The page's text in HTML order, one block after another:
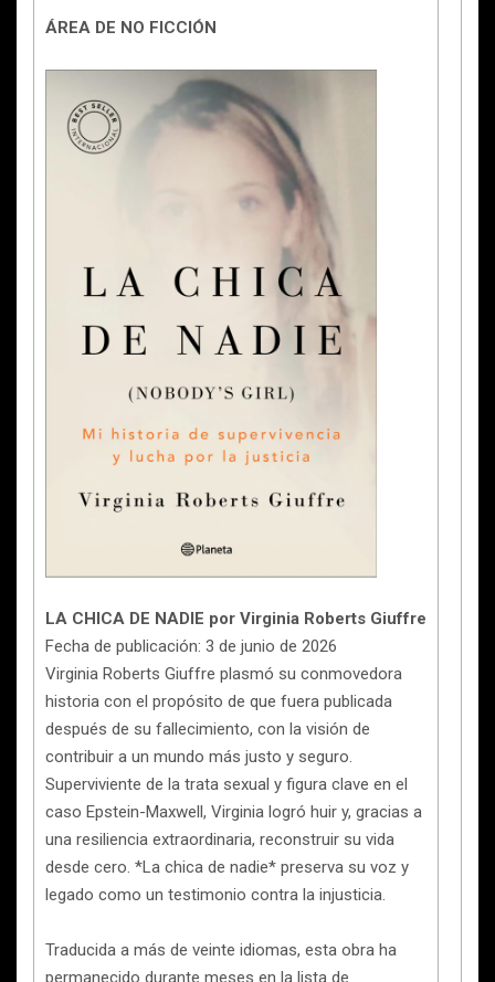
ÁREA DE NO FICCIÓN
LA CHICA DE NADIE por Virginia Roberts Giuffre
Fecha de publicación: 3 de junio de 2026
Virginia Roberts Giuffre plasmó su conmovedora
historia con el propósito de que fuera publicada
después de su fallecimiento, con la visión de
contribuir a un mundo más justo y seguro.
Superviviente de la trata sexual y figura clave en el
caso Epstein-Maxwell, Virginia logró huir y, gracias a
una resiliencia extraordinaria, reconstruir su vida
desde cero. *La chica de nadie* preserva su voz y
legado como un testimonio contra la injusticia.
Traducida a más de veinte idiomas, esta obra ha
permanecido durante meses en la lista de